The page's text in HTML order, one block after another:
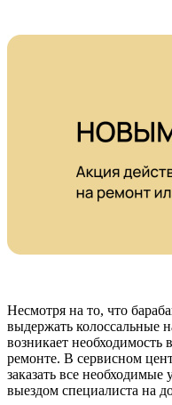
Несмотря на то, что
выдержать колоссальные
возникает необходимость
ремонте. В сервисном
заказать все
выездом специалиста на